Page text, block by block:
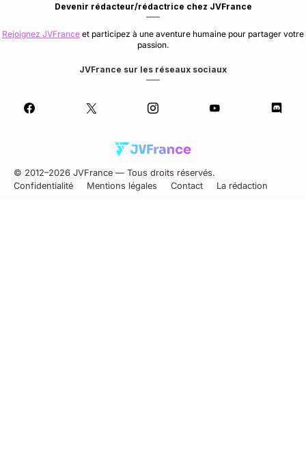
Devenir rédacteur/rédactrice chez JVFrance
Rejoignez JVFrance et participez à une aventure humaine pour partager votre
passion.
JVFrance sur les réseaux sociaux
© 2012–2026 JVFrance — Tous droits réservés.
Confidentialité
Mentions légales Contact La rédaction